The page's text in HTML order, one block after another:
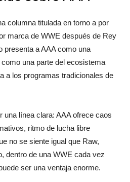
columna titulada en torno a por
marca de WWE después de Rey
presenta a AAA como una
una parte del ecosistema
a los programas tradicionales de
una línea clara: AAA ofrece caos
ritmo de lucha libre
no se siente igual que Raw,
dentro de una WWE cada vez
ser una ventaja enorme.